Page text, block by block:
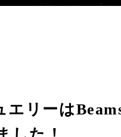
リーは